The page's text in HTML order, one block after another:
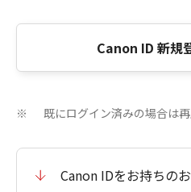
Canon ID 新規
※ 既にログイン済みの場合は
Canon IDをお持ちの